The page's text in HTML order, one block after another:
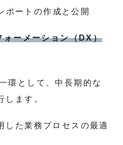
ポートの作成と公開
ーメーション（DX）
環として、中長期的な
します。
した業務プロセスの最適